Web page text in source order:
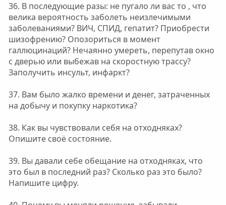
36. В последующие разы: не пугало ли вас то , что
велика вероятность заболеть неизлечимыми
заболеваниями? ВИЧ, СПИД, гепатит? Приобрести
шизофрению? Опозориться в момент
галлюцинаций? Нечаянно умереть, перепутав окно
с дверью или выбежав на скоростную трассу?
Заполучить инсульт, инфаркт?
37. Вам было жалко времени и денег, затраченных
на добычу и покупку наркотика?
38. Как вы чувствовали себя на отходняках?
Опишите своё состояние.
39. Вы давали себе обещание на отходняках, что
это был в последний раз? Сколько раз это было?
Напишите цифру.